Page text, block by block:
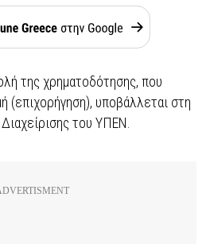
της χρηματοδότησης, που
(επιχορήγηση), υποβάλλεται στη
του ΥΠΕΝ.